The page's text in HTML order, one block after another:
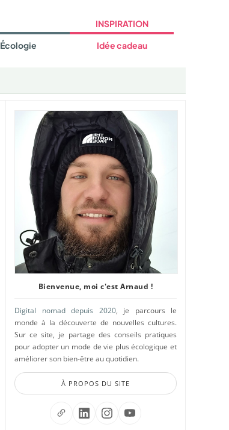
Écologie
INSPIRATION
Idée cadeau
Bienvenue, moi c'est Arnaud !
Digital nomad depuis 2020, je parcours le
monde à la découverte de nouvelles cultures.
Sur ce site, je partage des conseils pratiques
pour adopter un mode de vie plus écologique et
améliorer son bien-être au quotidien.
À PROPOS DU SITE